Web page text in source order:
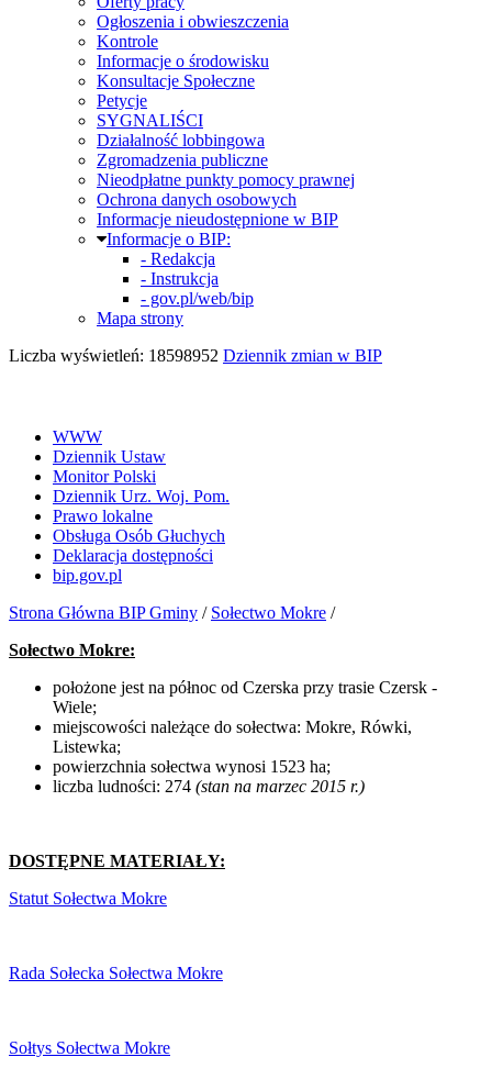
Ogłoszenia i obwieszczenia
Kontrole
Informacje o środowisku
Konsultacje Społeczne
Petycje
SYGNALIŚCI
Działalność lobbingowa
Zgromadzenia publiczne
Nieodpłatne punkty pomocy prawnej
Ochrona danych osobowych
Informacje nieudostępnione w BIP
Informacje o BIP:
- Redakcja
- Instrukcja
- gov.pl/web/bip
Mapa strony
Liczba wyświetleń: 18598952 Dziennik zmian w BIP
WWW
Dziennik Ustaw
Monitor Polski
Dziennik Urz. Woj. Pom.
Prawo lokalne
Obsługa Osób Głuchych
Deklaracja dostępności
bip.gov.pl
Strona Główna BIP Gminy / Sołectwo Mokre /
Sołectwo Mokre:
położone jest na północ od Czerska przy trasie Czersk -
Wiele;
miejscowości należące do sołectwa: Mokre, Rówki,
Listewka;
powierzchnia sołectwa wynosi 1523 ha;
liczba ludności: 274 (stan na marzec 2015 r.)
DOSTĘPNE MATERIAŁY:
Statut Sołectwa Mokre
Rada Sołecka Sołectwa Mokre
Sołtys Sołectwa Mokre